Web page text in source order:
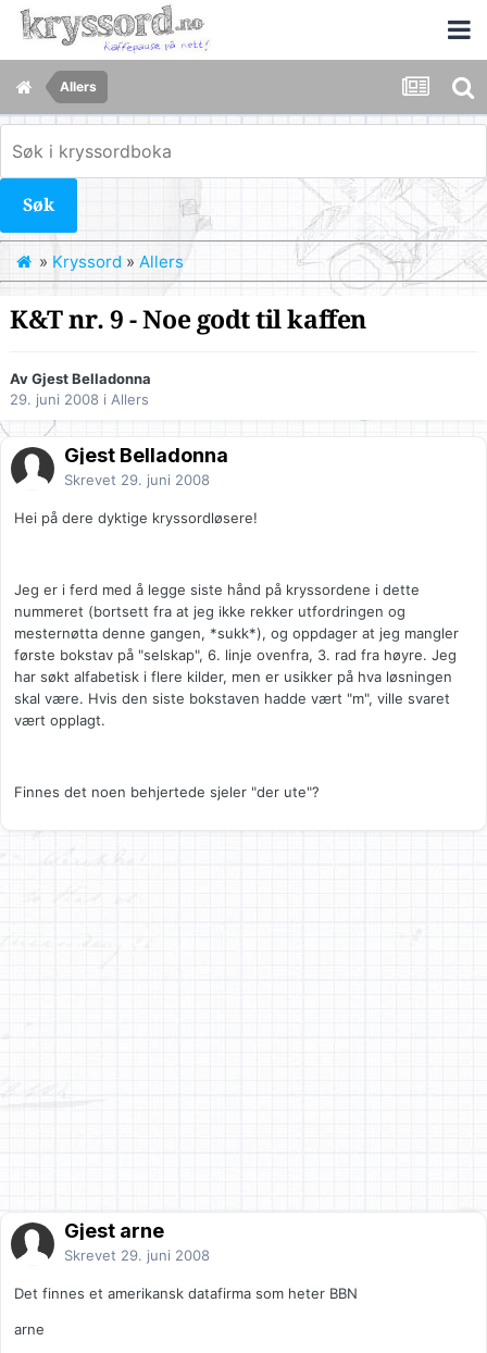
Allers
Søk
» Kryssord » Allers
K&T nr. 9 - Noe godt til kaffen
Av Gjest Belladonna
29. juni 2008 i Allers
Gjest Belladonna
Skrevet 29. juni 2008
Hei på dere dyktige kryssordløsere!
Jeg er i ferd med å legge siste hånd på kryssordene i dette
nummeret (bortsett fra at jeg ikke rekker utfordringen og
mesternøtta denne gangen, *sukk*), og oppdager at jeg mangler
første bokstav på "selskap", 6. linje ovenfra, 3. rad fra høyre. Jeg
har søkt alfabetisk i flere kilder, men er usikker på hva løsningen
skal være. Hvis den siste bokstaven hadde vært "m", ville svaret
vært opplagt.
Finnes det noen behjertede sjeler "der ute"?
Gjest arne
Skrevet 29. juni 2008
Det finnes et amerikansk datafirma som heter BBN
arne